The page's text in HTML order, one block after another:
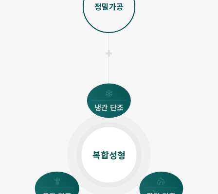
정밀가공
복합성형
냉간 단조